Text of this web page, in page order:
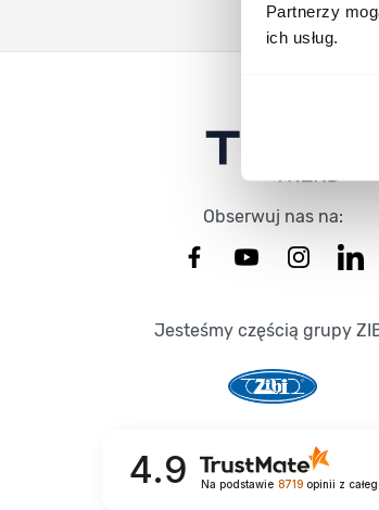
Partnerzy
ich usług.
Obserwuj nas na:
Jesteśmy częścią grupy
4.9 Na podstawie 8719opinii z